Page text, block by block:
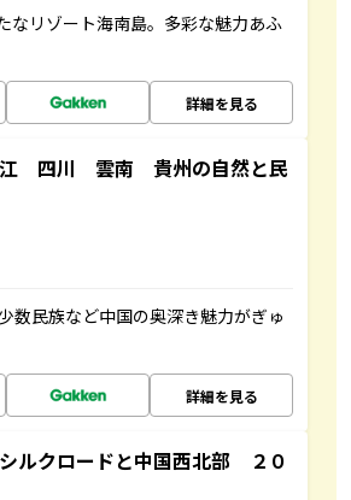
なリゾート海南島。多彩な魅力あふ
詳細を見る
四川 雲南 貴州の自然と民
数民族など中国の奥深き魅力がぎゅ
詳細を見る
クロードと中国西北部 ２０